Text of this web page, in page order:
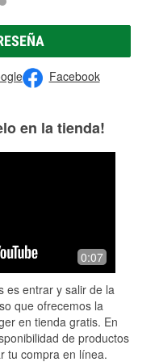
Facebook
en la tienda!
0:07
es entrar y salir de la
que ofrecemos la
en tienda gratis. En
de productos
tu compra en línea.